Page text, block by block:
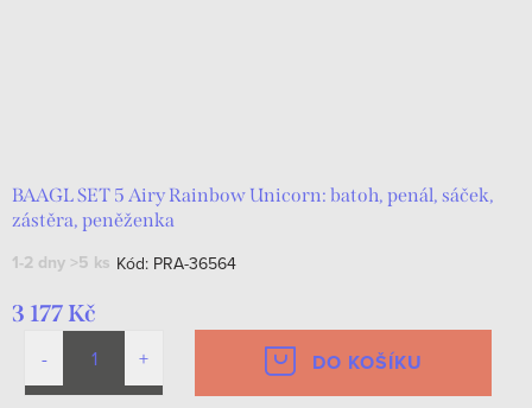
BAAGL SET 5 Airy Rainbow Unicorn: batoh, penál, sáček,
zástěra, peněženka
1-2 dny >5 ks Kód: PRA-36564
3 177 Kč
DO KOŠÍKU